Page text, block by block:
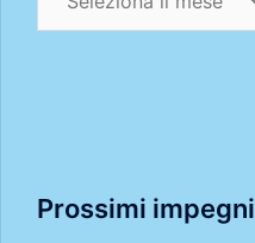
Prossimi impegni